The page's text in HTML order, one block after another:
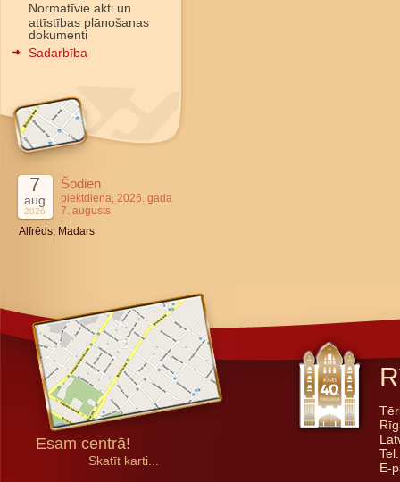
Normatīvie akti un
attīstības plānošanas
dokumenti
Sadarbība
7
aug
2026
Šodien
piektdiena, 2026. gada
7. augusts
Alfrēds, Madars
Esam centrā!
Skatīt karti...
E-